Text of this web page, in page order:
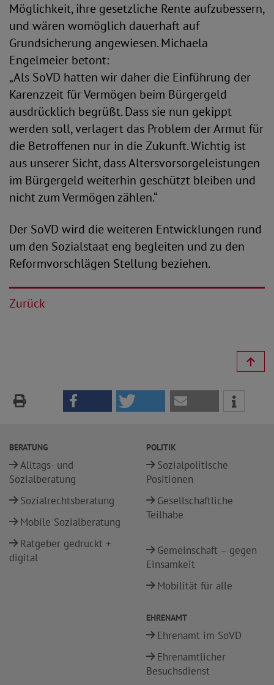
Möglichkeit, ihre gesetzliche Rente aufzubessern,
und wären womöglich dauerhaft auf
Grundsicherung angewiesen. Michaela
Engelmeier betont:
„Als SoVD hatten wir daher die Einführung der
Karenzzeit für Vermögen beim Bürgergeld
ausdrücklich begrüßt. Dass sie nun gekippt
werden soll, verlagert das Problem der Armut für
die Betroffenen nur in die Zukunft. Wichtig ist
aus unserer Sicht, dass Altersvorsorgeleistungen
im Bürgergeld weiterhin geschützt bleiben und
nicht zum Vermögen zählen.“
Der SoVD wird die weiteren Entwicklungen rund
um den Sozialstaat eng begleiten und zu den
Reformvorschlägen Stellung beziehen.
Zurück
BERATUNG
Alltags- und
Sozialberatung
Sozialrechtsberatung
Mobile Sozialberatung
Ratgeber gedruckt +
digital
POLITIK
Sozialpolitische
Positionen
Gesellschaftliche
Teilhabe
Gemeinschaft – gegen
Einsamkeit
Mobilität für alle
EHRENAMT
Ehrenamt im SoVD
Ehrenamtlicher
Besuchsdienst